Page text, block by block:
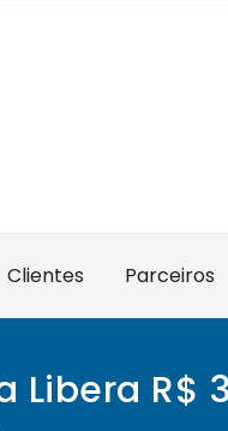
Clientes Parceiros
Libera R$